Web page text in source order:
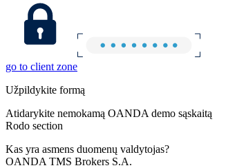
go to client zone
Užpildykite formą
Atidarykite nemokamą OANDA demo sąskaitą
Rodo section
Kas yra asmens duomenų valdytojas?
OANDA TMS Brokers S.A.